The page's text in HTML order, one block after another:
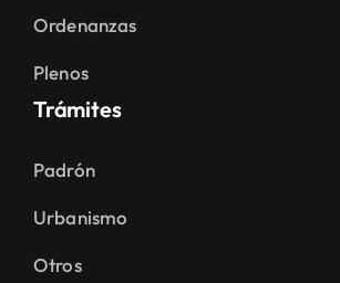
Ordenanzas
Plenos
Trámites
Padrón
Urbanismo
Otros